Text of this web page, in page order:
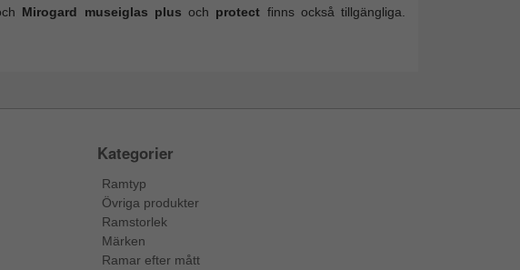
Mirogard museiglas plus och protect finns också tillgängliga.
Kategorier
Ramtyp
Övriga produkter
Ramstorlek
Märken
Ramar efter mått